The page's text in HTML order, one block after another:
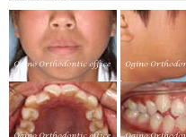
専門的な虫歯予防の指導
歯周病のための歯列矯正
部分的歯列矯正